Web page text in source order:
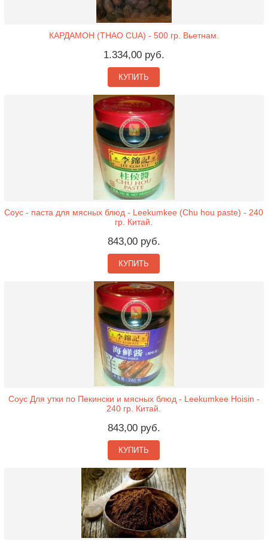
КАРДАМОН (THAO CUA) - 500 гр. Вьетнам.
1.334,00 руб.
КУПИТЬ
Соус - паста для мясных блюд - Leekumkee (Chu hou paste) - 240
гр. Китай.
843,00 руб.
КУПИТЬ
Соус Для утки по Пекински и мясных блюд - Leekumkee Hoisin -
240 гр. Китай.
843,00 руб.
КУПИТЬ